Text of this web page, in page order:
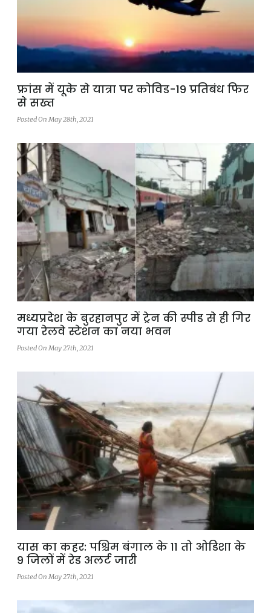
फ्रांस में यूके से यात्रा पर कोविड-19 प्रतिबंध फिर
से सख्त
Posted On May 28th, 2021
मध्यप्रदेश के बुरहानपुर में ट्रेन की स्पीड से ही गिर
गया रेलवे स्टेशन का नया भवन
Posted On May 27th, 2021
यास का कहर: पश्चिम बंगाल के 11 तो ओडिशा के
9 जिलों में रेड अलर्ट जारी
Posted On May 27th, 2021